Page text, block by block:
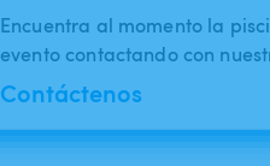
Encuentra al momento la
evento contactando con
Contáctenos